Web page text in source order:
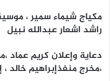
مكياج شيماء سمير ،
راشد اشعار عبدالله نبيل
دعاية وإعلان كريم عماد
،مخرج منفذإبراهيم خالد